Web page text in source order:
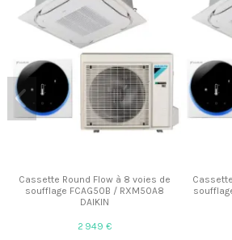
Cassette Round Flow à 8 voies de
soufflage FCAG50B / RXM50A8
DAIKIN
2 949 €